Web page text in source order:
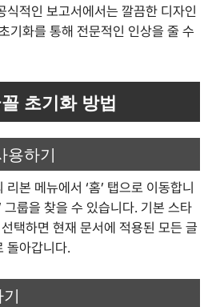
식적인 보고서에서는 깔끔한 디자인
기화를 통해 전문적인 인상을 줄 수
초기화 방법
용하기
본 메뉴에서 ‘홈’ 탭으로 이동합니
그룹을 찾을 수 있습니다. 기본 스타
선택하면 현재 문서에 적용된 모든 글
돌아갑니다.